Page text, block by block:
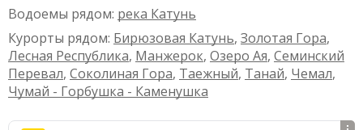
Водоемы рядом: река Катунь
Курорты рядом: Бирюзовая Катунь, Золотая Гора,
Лесная Республика, Манжерок, Озеро Ая, Семинский
Перевал, Соколиная Гора, Таежный, Танай, Чемал,
Чумай - Горбушка - Каменушка